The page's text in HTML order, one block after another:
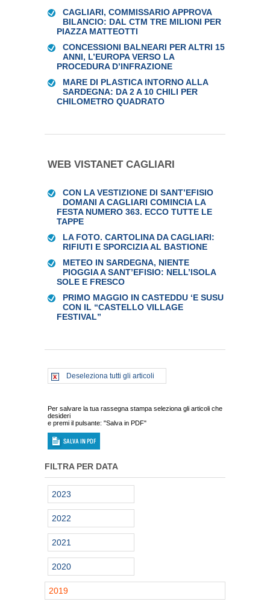
CAGLIARI, COMMISSARIO APPROVA
BILANCIO: DAL CTM TRE MILIONI PER
PIAZZA MATTEOTTI
CONCESSIONI BALNEARI PER ALTRI 15
ANNI, L’EUROPA VERSO LA
PROCEDURA D’INFRAZIONE
MARE DI PLASTICA INTORNO ALLA
SARDEGNA: DA 2 A 10 CHILI PER
CHILOMETRO QUADRATO
WEB VISTANET CAGLIARI
CON LA VESTIZIONE DI SANT’EFISIO
DOMANI A CAGLIARI COMINCIA LA
FESTA NUMERO 363. ECCO TUTTE LE
TAPPE
LA FOTO. CARTOLINA DA CAGLIARI:
RIFIUTI E SPORCIZIA AL BASTIONE
METEO IN SARDEGNA, NIENTE
PIOGGIA A SANT’EFISIO: NELL’ISOLA
SOLE E FRESCO
PRIMO MAGGIO IN CASTEDDU ‘E SUSU
CON IL “CASTELLO VILLAGE
FESTIVAL”
Deseleziona tutti gli articoli
Per salvare la tua rassegna stampa seleziona gli articoli che
desideri
e premi il pulsante: "Salva in PDF"
FILTRA PER DATA
2023
2022
2021
2020
2019